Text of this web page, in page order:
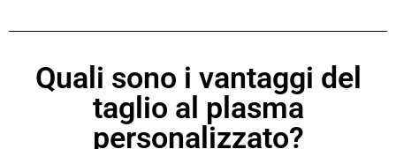
Quali sono i vantaggi del
taglio al plasma
personalizzato?